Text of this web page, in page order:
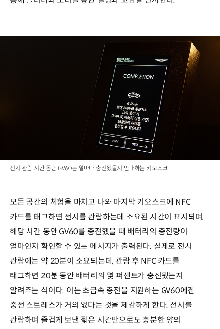
전시 관람 시간 동안 GV60는 얼마나 충전됐을지 안내하는 키오스크
모든 공간의 체험을 마치고 나와 마지막 키오스크에 NFC
카드를 태그하면 전시를 관람하는데 소요된 시간이 표시되며,
해당 시간 동안 GV60를 충전했을 때 배터리의 충전량이
얼마인지 확인할 수 있는 메시지가 출력된다. 실제로 전시
관람에는 약 20분이 소요되는데, 관람 후 NFC 카드를
태그하면 20분 동안 배터리의 몇 퍼센트가 충전됐는지
알려주는 식이다. 이는 초급속 충전을 지원하는 GV60에겐
충전 스트레스가 거의 없다는 것을 체감하게 한다. 전시를
관람하며 즐겁게 보낸 짧은 시간만으로도 충분한 양의